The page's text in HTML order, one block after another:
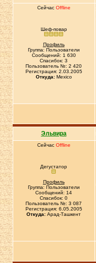
Сейчас Offline
Шеф-повар
Профиль
Группа: Пользователи
Сообщений: 1 630
Спасибок: 3
Пользователь №: 2 420
Регистрация: 2.03.2005
Откуда:Mexico
Эльвира
Сейчас Offline
Дегустатор
Профиль
Группа: Пользователи
Сообщений: 14
Спасибок: 0
Пользователь №: 3 087
Регистрация: 6.05.2005
Откуда: Арад-Ташкент